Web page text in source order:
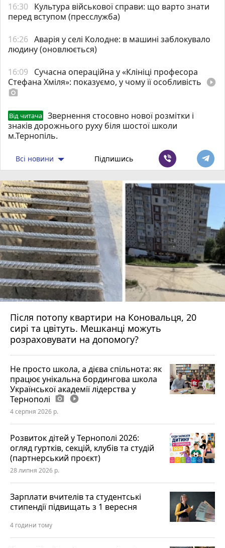
16:30 Культура військової справи: що варто знати
перед вступом (пресслужба)
16:26 Аварія у селі Колодне: в машині заблокувало
людину (оновлюється)
16:09
Сучасна операційна у «Клініці професора
Стефана Хміля»: показуємо, у чому її особливість play_circle_filled
photo_camera
Від читача
Звернення стосовно нової розмітки і
знаків дорожнього руху біля шостої школи
м.Тернопіль.
Всі новини Підпишись
Після потопу квартири на Коновальця, 20
сирі та цвітуть. Мешканці можуть
розраховувати на допомогу?
Не просто школа, а дієва спільнота: як
працює унікальна бордингова школа
Української академії лідерства у
Тернополі photo_camera play_circle_filled
4 серпня 2026 р.
Розвиток дітей у Тернополі 2026:
огляд гуртків, секцій, клубів та студій
(партнерський проєкт)
28 липня 2026 р.
Зарплати вчителів та студентські
стипендії підвищать з 1 вересня
4 години тому